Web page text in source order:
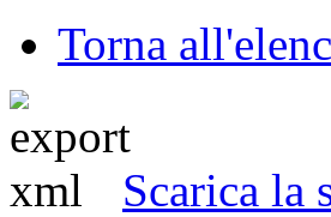
Torna
Scarica la